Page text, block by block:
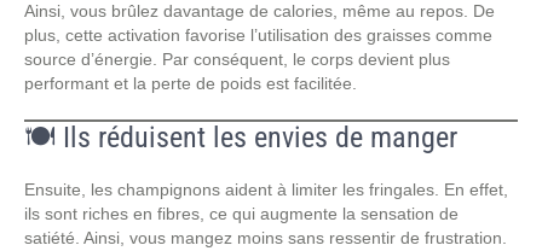
Ainsi, vous brûlez davantage de calories, même au repos. De
plus, cette activation favorise l’utilisation des graisses comme
source d’énergie. Par conséquent, le corps devient plus
performant et la perte de poids est facilitée.
🍽️ Ils réduisent les envies de manger
Ensuite, les champignons aident à limiter les fringales. En effet,
ils sont riches en fibres, ce qui augmente la sensation de
satiété. Ainsi, vous mangez moins sans ressentir de frustration.